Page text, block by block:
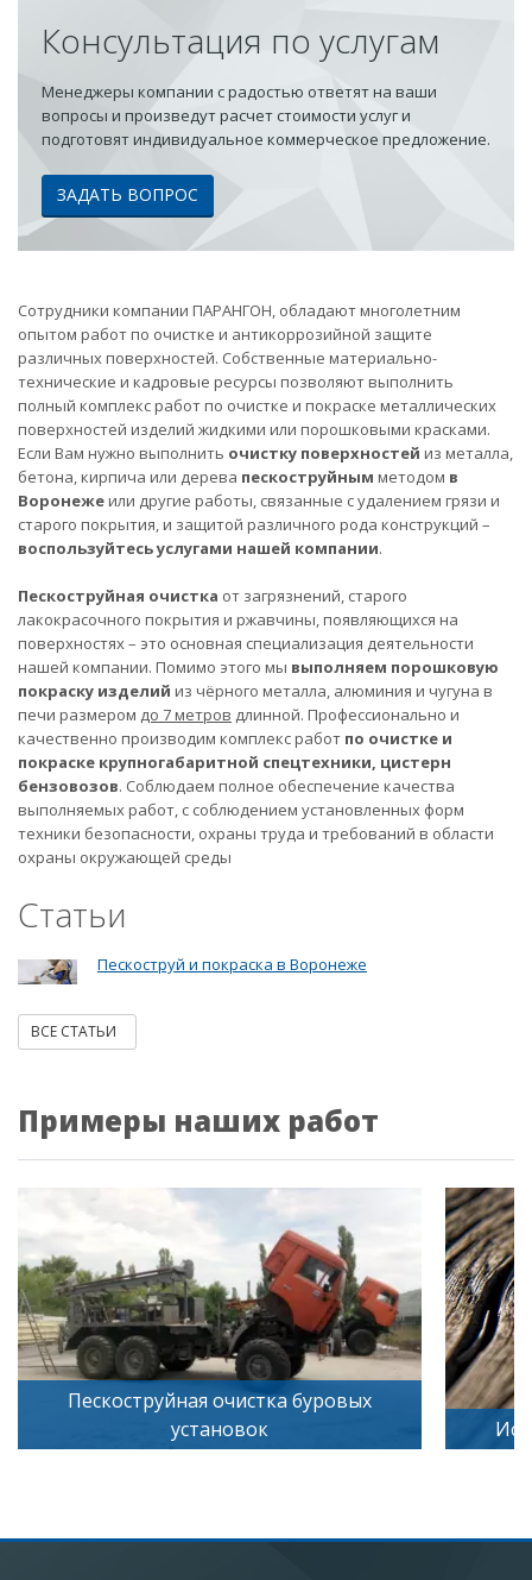
Консультация по услугам
Менеджеры компании с радостью ответят на ваши
вопросы и произведут расчет стоимости услуг и
подготовят индивидуальное коммерческое предложение.
ЗАДАТЬ ВОПРОС
Сотрудники компании ПАРАНГОН, обладают многолетним
опытом работ по очистке и антикоррозийной защите
различных поверхностей. Собственные материально-
технические и кадровые ресурсы позволяют выполнить
полный комплекс работ по очистке и покраске металлических
поверхностей изделий жидкими или порошковыми красками.
Если Вам нужно выполнить очистку поверхностей из металла,
бетона, кирпича или дерева пескоструйным методом в
Воронежеили другие работы, связанные с удалением грязи и
старого покрытия, и защитой различного рода конструкций –
воспользуйтесь услугами нашей компании.
Пескоструйная очистка от загрязнений, старого
лакокрасочного покрытия и ржавчины, появляющихся на
поверхностях – это основная специализация деятельности
нашей компании. Помимо этого мы выполняем порошковую
покраску изделий из чёрного металла, алюминия и чугуна в
печи размером до 7 метров длинной. Профессионально и
качественно производим комплекс работ по очистке и
покраске крупногабаритной спецтехники, цистерн
бензовозов. Соблюдаем полное обеспечение качества
выполняемых работ, с соблюдением установленных форм
техники безопасности, охраны труда и требований в области
охраны окружающей среды
Статьи
Пескоструй и покраска в Воронеже
ВСЕ СТАТЬИ
Примеры наших работ
Пескоструйная очистка буровых
установок